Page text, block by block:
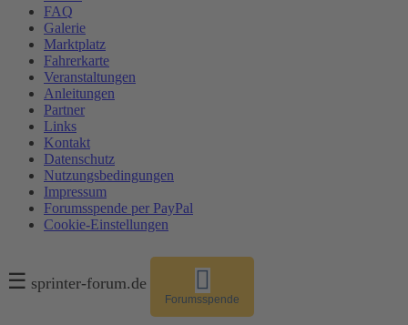
FAQ
Galerie
Marktplatz
Fahrerkarte
Veranstaltungen
Anleitungen
Partner
Links
Kontakt
Datenschutz
Nutzungsbedingungen
Impressum
Forumsspende per PayPal
Cookie-Einstellungen
☰ sprinter-forum.de
Forumsspende